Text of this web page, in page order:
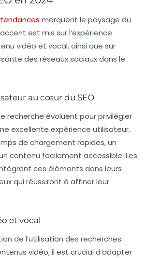
tendances marquent le paysage du
est mis sur l’expérience
vidéo et vocal, ainsi que sur
des réseaux sociaux dans le
au cœur du SEO
recherche évoluent pour privilégier
excellente expérience utilisateur.
de chargement rapides, un
contenu facilement accessible. Les
ces éléments dans leurs
qui réussiront à affiner leur
et vocal
de l’utilisation des recherches
vidéo, il est crucial d’adapter